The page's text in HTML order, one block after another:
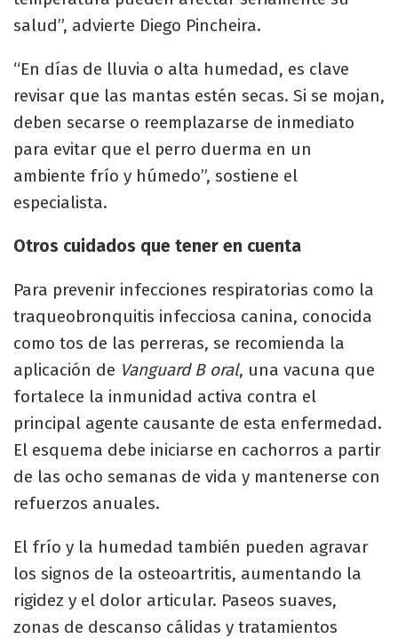
salud”, advierte Diego Pincheira.
“En días de lluvia o alta humedad, es clave
revisar que las mantas estén secas. Si se mojan,
deben secarse o reemplazarse de inmediato
para evitar que el perro duerma en un
ambiente frío y húmedo”, sostiene el
especialista.
Otros cuidados que tener en cuenta
Para prevenir infecciones respiratorias como la
traqueobronquitis infecciosa canina, conocida
como tos de las perreras, se recomienda la
aplicación de Vanguard B oral, una vacuna que
fortalece la inmunidad activa contra el
principal agente causante de esta enfermedad.
El esquema debe iniciarse en cachorros a partir
de las ocho semanas de vida y mantenerse con
refuerzos anuales.
El frío y la humedad también pueden agravar
los signos de la osteoartritis, aumentando la
rigidez y el dolor articular. Paseos suaves,
zonas de descanso cálidas y tratamientos